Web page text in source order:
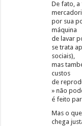
De fato, a
por sua
máquina
de lavar
se trata
sociais),
mas
custos
de
» não
é feito
Mas o
chega